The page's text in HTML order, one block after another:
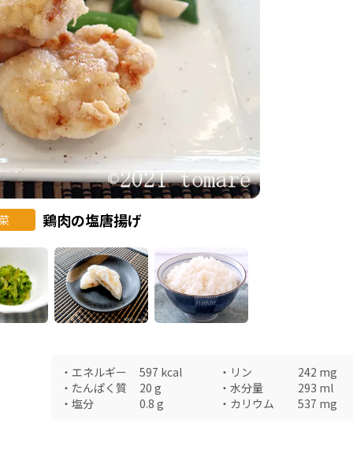
鶏肉の塩唐揚げ
・ エネルギー 597 kcal ・ リン 242 mg
・ たんぱく質 20 g ・ 水分量 293 ml
・ 塩分 0.8 g ・ カリウム 537 mg